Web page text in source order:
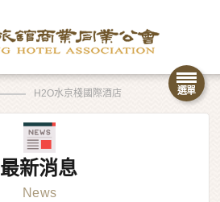
H2O水京棧國際酒店
最新消息
News